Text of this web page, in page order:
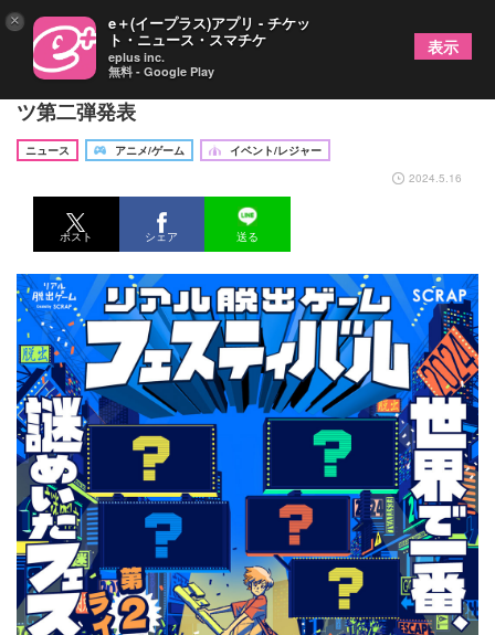
『リアル脱出ゲームフェスティバル』開催コンテン
ツ第二弾発表
ニュース アニメ/ゲーム
イベント/レジャー
2024.5.16
ポスト シェア 送る
× e＋(イープラス)アプリ - チケッ
ト・ニュース・スマチケ
eplus inc.
無料 - Google Play
表示